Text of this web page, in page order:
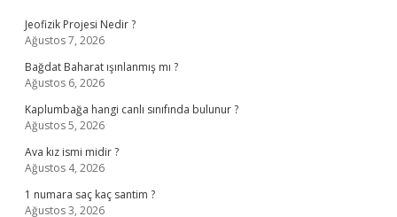
Jeofizik Projesi Nedir ?
Ağustos 7, 2026
Bağdat Baharat ışınlanmış mı ?
Ağustos 6, 2026
Kaplumbağa hangi canlı sınıfında bulunur ?
Ağustos 5, 2026
Ava kız ismi midir ?
Ağustos 4, 2026
1 numara saç kaç santim ?
Ağustos 3, 2026